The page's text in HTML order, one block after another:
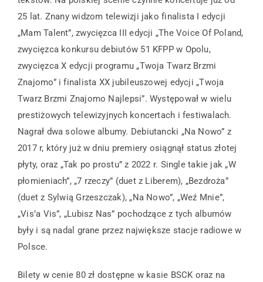
25 lat. Znany widzom telewizji jako finalista I edycji
„Mam Talent”, zwycięzca III edycji „The Voice Of Poland,
zwycięzca konkursu debiutów 51 KFPP w Opolu,
zwycięzca X edycji programu „Twoja Twarz Brzmi
Znajomo” i finalista XX jubileuszowej edycji „Twoja
Twarz Brzmi Znajomo Najlepsi”. Występował w wielu
prestiżowych telewizyjnych koncertach i festiwalach.
Nagrał dwa solowe albumy. Debiutancki „Na Nowo” z
2017 r, który już w dniu premiery osiągnął status złotej
płyty, oraz „Tak po prostu” z 2022 r. Single takie jak „W
płomieniach”, „7 rzeczy” (duet z Liberem), „Bezdroża”
(duet z Sylwią Grzeszczak), „Na Nowo”, „Weź Mnie”,
„Vis’a Vis”, „Lubisz Nas” pochodzące z tych albumów
były i są nadal grane przez największe stacje radiowe w
Polsce.
Bilety w cenie 80 zł dostępne w kasie BSCK oraz na